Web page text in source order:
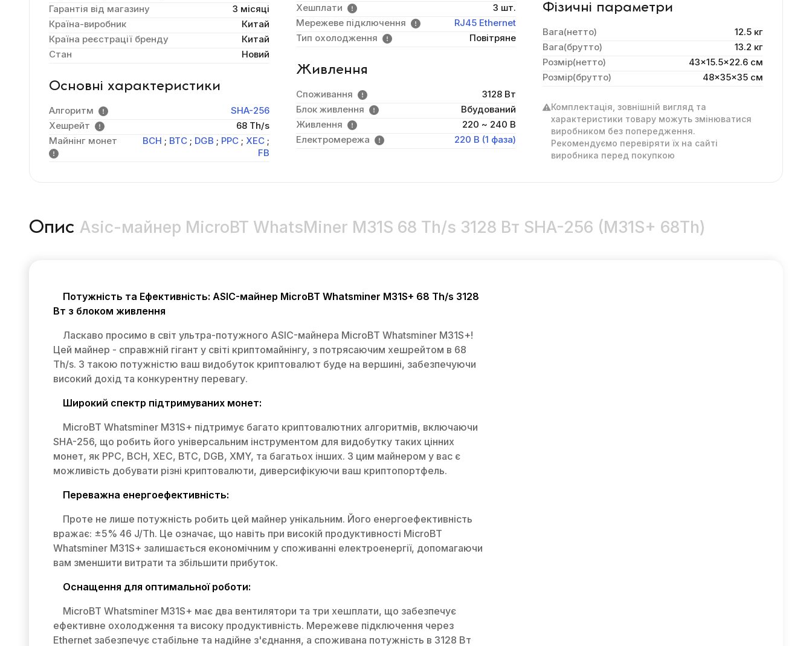
Гарантія від магазину
3 місяці
Країна-виробник
Китай
Країна реєстрації бренду
Китай
Стан
Новий
Основні характеристики
Алгоритм
SHA-256
Хешрейт
68 Th/s
Майнінг монет
BCH ; BTC ; DGB ; PPC ; XEC ;
FB
Хешплати
3 шт.
Мережеве підключення
RJ45 Ethernet
Тип охолодження
Повітряне
Живлення
Споживання
3128 Вт
Блок живлення
Вбудований
Живлення
220 ~ 240 В
Електромережа
220 В (1 фаза)
Фізичні параметри
Вага(нетто)
12.5 кг
Вага(брутто)
13.2 кг
Розмір(нетто)
43x15.5x22.6 cм
Розмір(брутто)
48x35x35 см
Комплектація, зовнішній вигляд та
характеристики товару можуть змінюватися
виробником без попередження.
Рекомендуємо перевіряти їх на сайті
виробника перед покупкою
Опис Asic-майнер MicroBT WhatsMiner M31S 68 Th/s 3128 Вт SHA-256 (M31S+ 68Th)
Потужність та Ефективність: ASIC-майнер MicroBT Whatsminer M31S+ 68 Th/s 3128
Вт з блоком живлення
Ласкаво просимо в світ ультра-потужного ASIC-майнера MicroBT Whatsminer M31S+!
Цей майнер - справжній гігант у світі криптомайнінгу, з потрясаючим хешрейтом в 68
Th/s. З такою потужністю ваш видобуток криптовалют буде на вершині, забезпечуючи
високий дохід та конкурентну перевагу.
Широкий спектр підтримуваних монет:
MicroBT Whatsminer M31S+ підтримує багато криптовалютних алгоритмів, включаючи
SHA-256, що робить його універсальним інструментом для видобутку таких цінних
монет, як PPC, BCH, XEC, BTC, DGB, XMY, та багатьох інших. З цим майнером у вас є
можливість добувати різні криптовалюти, диверсифікуючи ваш криптопортфель.
Переважна енергоефективність:
Проте не лише потужність робить цей майнер унікальним. Його енергоефективність
вражає: ±5% 46 J/Th. Це означає, що навіть при високій продуктивності MicroBT
Whatsminer M31S+ залишається економічним у споживанні електроенергії, допомагаючи
вам зменшити витрати та збільшити прибуток.
Оснащення для оптимальної роботи:
MicroBT Whatsminer M31S+ має два вентилятори та три хешплати, що забезпечує
ефективне охолодження та високу продуктивність. Мережеве підключення через
Ethernet забезпечує стабільне та надійне з'єднання, а споживана потужність в 3128 Вт